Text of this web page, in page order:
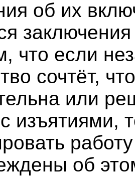
об их
что если
сочтёт,
или
изъятиями,
об